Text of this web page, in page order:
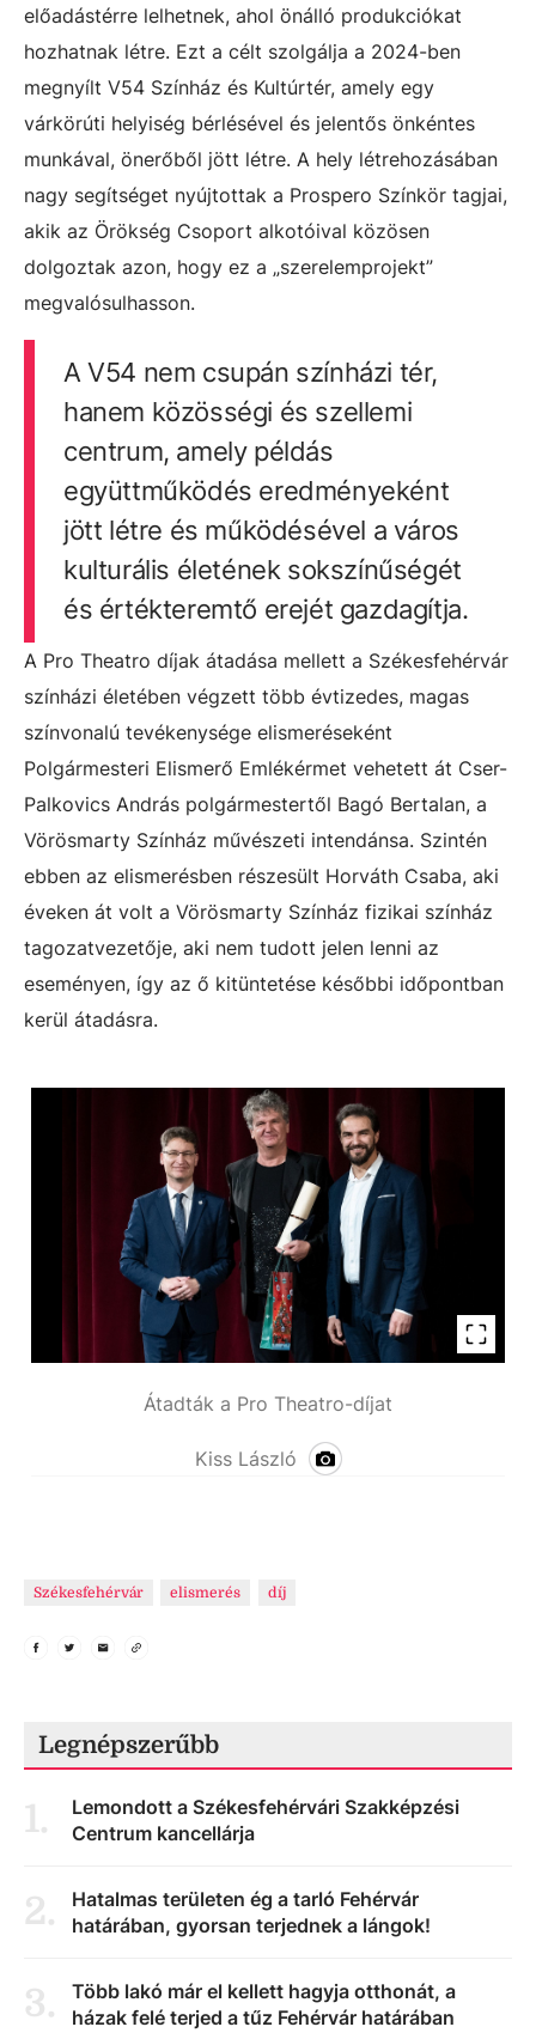
előadástérre lelhetnek, ahol önálló produkciókat
hozhatnak létre. Ezt a célt szolgálja a 2024-ben
megnyílt V54 Színház és Kultúrtér, amely egy
várkörúti helyiség bérlésével és jelentős önkéntes
munkával, önerőből jött létre. A hely létrehozásában
nagy segítséget nyújtottak a Prospero Színkör tagjai,
akik az Örökség Csoport alkotóival közösen
dolgoztak azon, hogy ez a „szerelemprojekt”
megvalósulhasson.
A V54 nem csupán színházi tér,
hanem közösségi és szellemi
centrum, amely példás
együttműködés eredményeként
jött létre és működésével a város
kulturális életének sokszínűségét
és értékteremtő erejét gazdagítja.
A Pro Theatro díjak átadása mellett a Székesfehérvár
színházi életében végzett több évtizedes, magas
színvonalú tevékenysége elismeréseként
Polgármesteri Elismerő Emlékérmet vehetett át Cser-
Palkovics András polgármestertől Bagó Bertalan, a
Vörösmarty Színház művészeti intendánsa. Szintén
ebben az elismerésben részesült Horváth Csaba, aki
éveken át volt a Vörösmarty Színház fizikai színház
tagozatvezetője, aki nem tudott jelen lenni az
eseményen, így az ő kitüntetése későbbi időpontban
kerül átadásra.
Átadták a Pro Theatro-díjat
Kiss László
Székesfehérvár elismerés díj
Legnépszerűbb
1.
Lemondott a Székesfehérvári Szakképzési
Centrum kancellárja
2.
Hatalmas területen ég a tarló Fehérvár
határában, gyorsan terjednek a lángok!
3.
Több lakó már el kellett hagyja otthonát, a
házak felé terjed a tűz Fehérvár határában